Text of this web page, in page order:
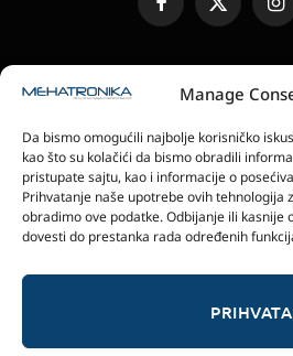
Manage
Da bismo omogućili najbolje korisničko
kao što su kolačići da bismo obradili
pristupate sajtu, kao i informacije o
Prihvatanje naše upotrebe ovih tehnologija
obradimo ove podatke. Odbijanje ili kasnije
dovesti do prestanka rada određenih
FacebookX
(Twitter)
SLANJE JEDINICA ZA
ELEKTRONSKA IZDANJA
POLITIKA
magazin Mehatronika -
Stanoja Glavaša 37, 26300
© 2026 magazin Mehatronika